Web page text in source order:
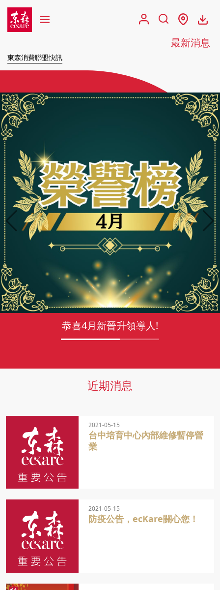
最新消息
東森消費聯盟快訊
恭喜2月新晉升領導人!
近期消息
2021-05-15
台中培育中心內部維修暫停營
業
2021-05-15
防疫公告，ecKare關心您！